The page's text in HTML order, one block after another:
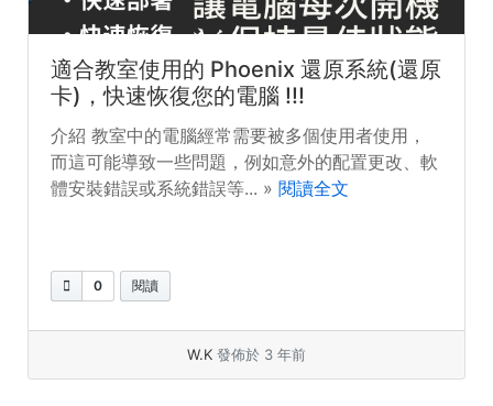
適合教室使用的 Phoenix 還原系統(還原
卡)，快速恢復您的電腦 !!!
介紹 教室中的電腦經常需要被多個使用者使用，
而這可能導致一些問題，例如意外的配置更改、軟
體安裝錯誤或系統錯誤等... » 閱讀全文
0 閱讀
W.K 發佈於 3 年前